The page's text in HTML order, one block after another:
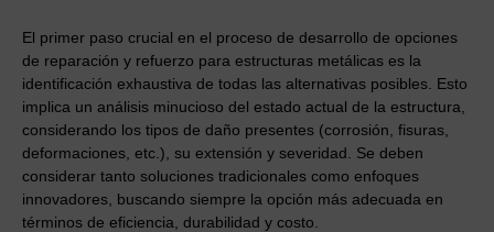
El primer paso crucial en el proceso de desarrollo de opciones
de reparación y refuerzo para estructuras metálicas es la
identificación exhaustiva de todas las alternativas posibles. Esto
implica un análisis minucioso del estado actual de la estructura,
considerando los tipos de daño presentes (corrosión, fisuras,
deformaciones, etc.), su extensión y severidad. Se deben
considerar tanto soluciones tradicionales como enfoques
innovadores, buscando siempre la opción más adecuada en
términos de eficiencia, durabilidad y costo.